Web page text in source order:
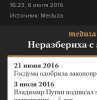
16:23, 6 июля 2016
Источник: Meduza